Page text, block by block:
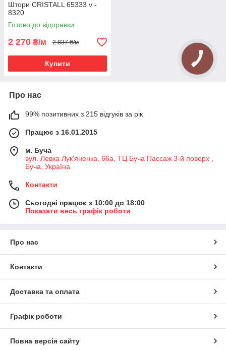
Штори CRISTALL 65333 v -
8320
Готово до відправки
2 270 ₴/м 2 837 ₴/м
Купити
Про нас
99% позитивних з 215 відгуків за рік
Працює з 16.01.2015
м. Буча
вул. Левка Лук'яненка, 66а, ТЦ Буча Пассаж 3-й поверх ,
Буча, Україна
Контакти
Сьогодні працює з 10:00 до 18:00
Показати весь графік роботи
Про нас
Контакти
Доставка та оплата
Графік роботи
Повна версія сайту